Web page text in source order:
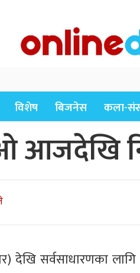
विशेष बिजनेस कला-
आजदेखि
देखि सर्वसाधारणका